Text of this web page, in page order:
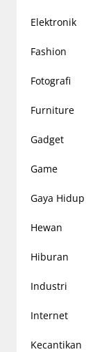
Elektronik
Fashion
Fotografi
Furniture
Gadget
Game
Gaya Hidup
Hewan
Hiburan
Industri
Internet
Kecantikan